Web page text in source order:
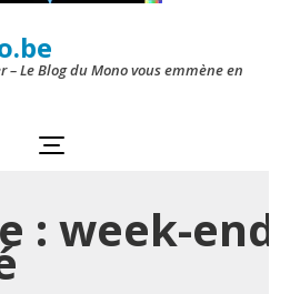
Le Blog du Mono vous emmène en
: week-end